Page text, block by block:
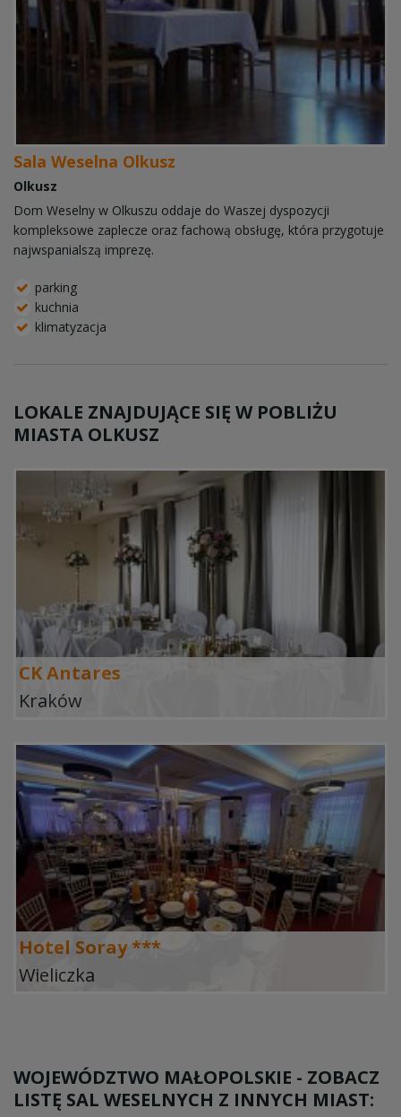
Sala Weselna Olkusz
Olkusz
Dom Weselny w Olkuszu oddaje do Waszej dyspozycji
kompleksowe zaplecze oraz fachową obsługę, która przygotuje
najwspanialszą imprezę.
parking
kuchnia
klimatyzacja
LOKALE ZNAJDUJĄCE SIĘ W POBLIŻU
MIASTA OLKUSZ
CK Antares
Kraków
Hotel Soray ***
Wieliczka
WOJEWÓDZTWO MAŁOPOLSKIE - ZOBACZ
LISTĘ SAL WESELNYCH Z INNYCH MIAST: